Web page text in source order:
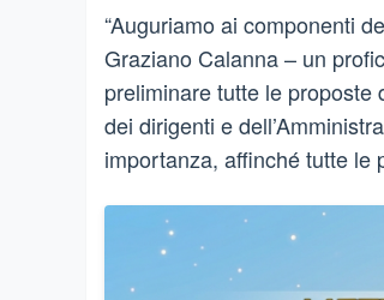
“Auguriamo ai componenti
Graziano Calanna – un
preliminare tutte le
dei dirigenti e
importanza, affinché tutte le